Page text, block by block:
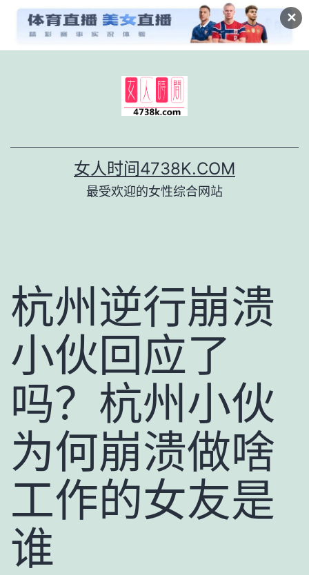
✕
女人时间4738K.COM
最受欢迎的女性综合网站
杭州逆行崩溃
小伙回应了
吗？杭州小伙
为何崩溃做啥
工作的女友是
谁